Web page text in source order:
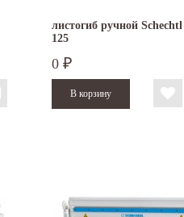
листогиб ручной
125
0 ₽